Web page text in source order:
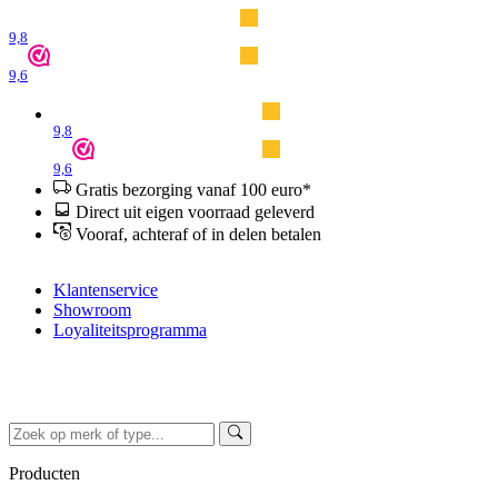
9,8
9,6
9,8
9,6
Gratis bezorging vanaf 100 euro*
Direct uit eigen voorraad geleverd
Vooraf, achteraf of in delen betalen
Klantenservice
Showroom
Loyaliteitsprogramma
Producten